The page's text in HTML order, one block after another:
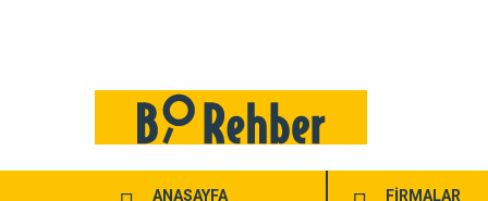
ANASAYFA FİRMALAR